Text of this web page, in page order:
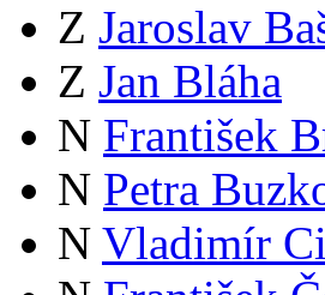
Z Jaroslav
Z Jan Bláha
N František
N Petra
N Vladimír